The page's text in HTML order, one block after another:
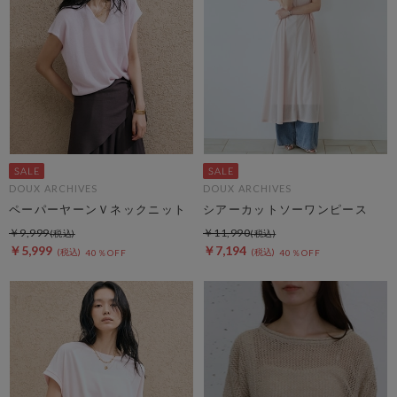
DOUX ARCHIVES
ペーパーヤーンＶネックニット
￥5,999 40％OFF
￥9,999
DOUX ARCHIVES
シアーカットソーワンピース
￥7,194 40％OFF
￥11,990